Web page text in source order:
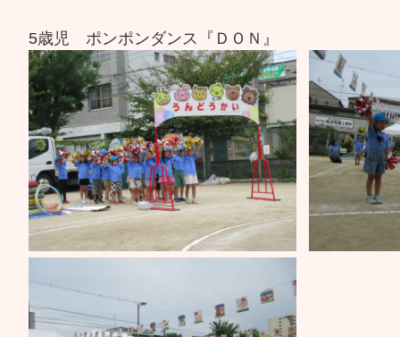
5歳児 ポンポンダンス『ＤＯＮ』